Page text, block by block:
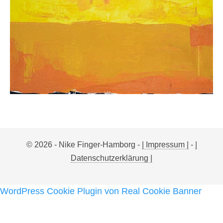
© 2026 - Nike Finger-Hamborg - | Impressum | -
Datenschutzerklärung |
WordPress Cookie Plugin von Real Cookie Banner